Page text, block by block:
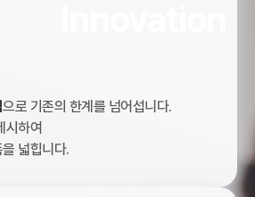
으로 기존의 한계를 넘어섭니다.
시하여
넓힙니다.